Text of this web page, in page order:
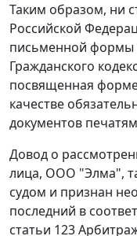
Таким образом, ни
Российской
письменной формы
Гражданского
посвященная
качестве
документов
Довод о
лица, ООО "Элма",
судом и признан
последний в
статьи 123